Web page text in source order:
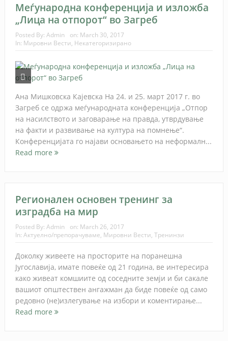
Меѓународна конференција и изложба
„Лица на отпорот“ во Загреб
Posted By: Admin on: March 30, 2017
In: Мировни Вести, Некатегоризирано
Ана Мишковска Кајевска На 24. и 25. март 2017 г. во
Загреб се одржа меѓународната конференција „Отпор
на насилството и заговарање на правда, утврдување
на факти и развивање на култура на помнење“.
Конференцијата го најави основањето на неформалн...
Read more
Регионален основен тренинг за
изградба на мир
Posted By: Admin on: March 26, 2017
In: Актуелно/препорачуваме, Мировни Вести, Тренинзи
Доколку живеете на просторите на поранешна
Југославија, имате повеќе од 21 година, ве интересира
како живеат комшиите од соседните земји и би сакале
вашиот општествен ангажман да биде повеќе од само
редовно (не)излегување на избори и коментирање...
Read more